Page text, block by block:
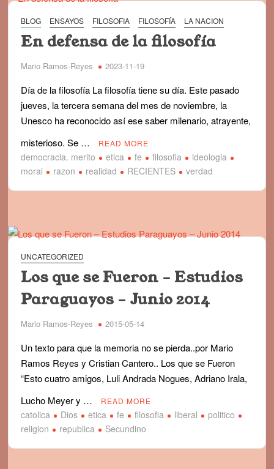
BLOG ENSAYOS FILOSOFIA FILOSOFÍA LA NACION
En defensa de la filosofía
Mario Ramos-Reyes 2023-11-19
Día de la filosofía La filosofía tiene su día. Este pasado
jueves, la tercera semana del mes de noviembre, la
Unesco ha reconocido así ese saber milenario, atrayente,
misterioso. Se …
READ MORE
democracia. merito etica fe filosofia
ideologia
moral
razon realidad RECIENTES verdad
UNCATEGORIZED
Los que se Fueron – Estudios
Paraguayos – Junio 2014
Mario Ramos-Reyes 2015-05-14
Un texto para que la memoria no se pierda..por Mario
Ramos Reyes y Cristian Cantero.. Los que se Fueron
“Esto cuatro amigos, Luli Andrada Nogues, Adriano Irala,
Lucho Meyer y …
READ MORE
catolica Dios etica fe filosofia liberal
politico
religion
republica Secundino